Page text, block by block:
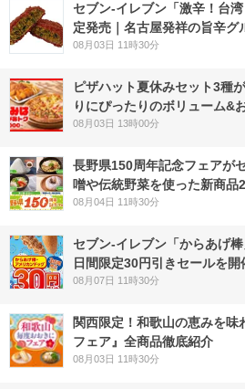
セブン-イレブン「激辛！台
定発売｜名古屋発祥の旨辛グ
08月03日 11時30分
ピザハット夏休みセット3種
りにぴったりのボリューム&
08月03日 13時00分
長野県150周年記念フェア
噌や伝統野菜を使った新商品
08月04日 11時30分
セブン‐イレブン「からあげ
日間限定30円引きセールを開
08月07日 11時30分
関西限定！和歌山の恵みを味
フェア』全商品徹底紹介
08月03日 11時30分